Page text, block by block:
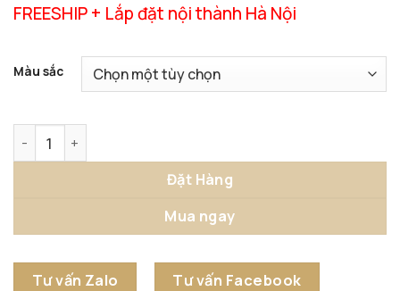
FREESHIP + Lắp đặt nội thành Hà Nội
Màu sắc
Tượng Báo Tăng Tốc Thành Công Bứt Phá số lượng
Đặt Hàng
Mua ngay
Tư vấn Zalo Tư vấn Facebook